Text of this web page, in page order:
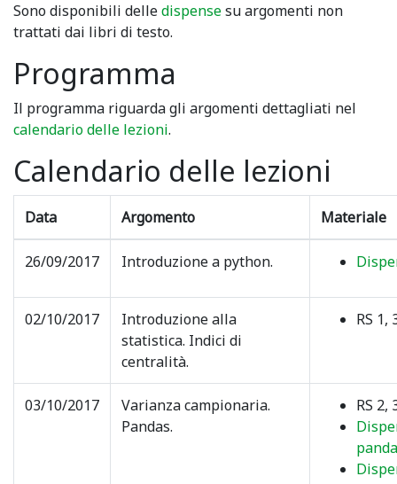
Sono disponibili delledispensesu argomenti non
trattati dai libri di testo.
Programma
Il programma riguarda gli argomenti dettagliati nel
calendario delle lezioni.
Calendario delle lezioni
Data Argomento Materiale
26/09/2017 Introduzione a python.
02/10/2017
Introduzione alla
statistica. Indici di
centralità.
RS 1,
03/10/2017
Varianza campionaria.
Pandas.
RS 2,